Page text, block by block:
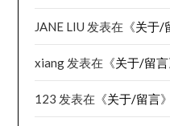
JANE LIU 发表在《关于/
xiang 发表在《关于/留言
123 发表在《关于/留言》